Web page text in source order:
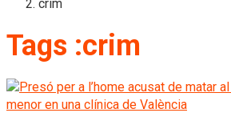
crim
Tags :crim